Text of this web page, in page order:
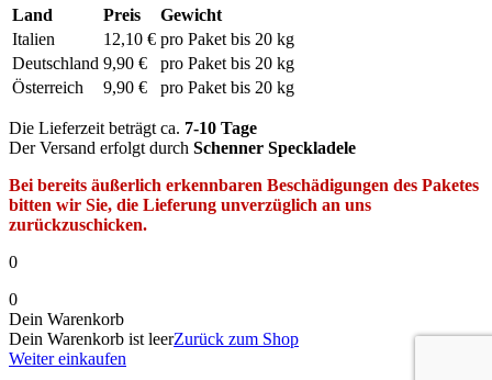
Land Preis
Gewicht
Italien
12,10 € pro Paket bis 20 kg
Deutschland 9,90 €
pro Paket bis 20 kg
Österreich
9,90 € pro Paket bis 20 kg
Die Lieferzeit beträgt ca. 7-10 Tage
Der Versand erfolgt durch Schenner Speckladele
Bei bereits äußerlich erkennbaren Beschädigungen des Paketes
bitten wir Sie, die Lieferung unverzüglich an uns
zurückzuschicken.
0
0
Dein Warenkorb
Dein Warenkorb ist leerZurück zum Shop
Weiter einkaufen